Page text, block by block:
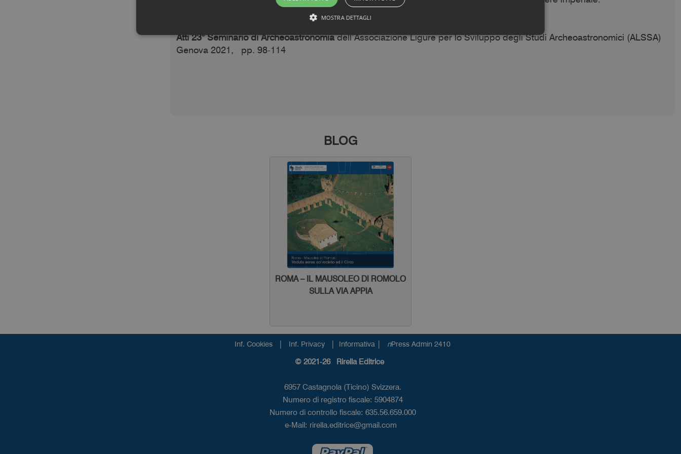
Questo articolo è stato pubblicato negli
Atti 23° Seminario di Archeoastronomiadell’Associazione Ligure per lo Sviluppo degli Studi Archeoastronomici (ALSSA)
Genova 2021, pp. 98-114
BLOG
ROMA – IL MAUSOLEO DI ROMOLO
SULLA VIA APPIA
Inf. Cookies | Inf. Privacy | Informativa | nPress Admin 2410
© 2021-26 Rirella Editrice
6957 Castagnola (Ticino) Svizzera.
Numero di registro fiscale: 5904874
Numero di controllo fiscale: 635.56.659.000
e-Mail: rirella.editrice@gmail.com
MOSTRA DETTAGLI